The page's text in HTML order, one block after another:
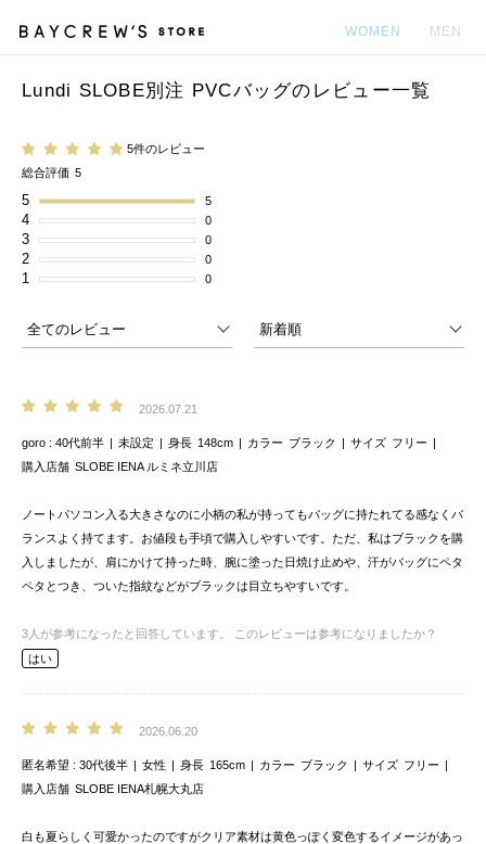
WOMEN MEN
Lundi SLOBE別注 PVCバッグのレビュー一覧
5件のレビュー
総合評価 5
5 5
4 0
3 0
2 0
1 0
2026.07.21
goro 40代前半 未設定 身長 148cm カラー ブラック サイズ フリー
購入店舗 SLOBE IENA ルミネ立川店
ノートパソコン入る大きさなのに小柄の私が持ってもバッグに持たれてる感なくバ
ランスよく持てます。お値段も手頃で購入しやすいです。ただ、私はブラックを購
入しましたが、肩にかけて持った時、腕に塗った日焼け止めや、汗がバッグにペタ
ペタとつき、ついた指紋などがブラックは目立ちやすいです。
3 人が参考になったと回答しています。
このレビューは参考になりましたか？
はい
2026.06.20
匿名希望 30代後半 女性 身長 165cm カラー ブラック サイズ フリー
購入店舗 SLOBE IENA札幌大丸店
白も夏らしく可愛かったのですがクリア素材は黄色っぽく変色するイメージがあっ